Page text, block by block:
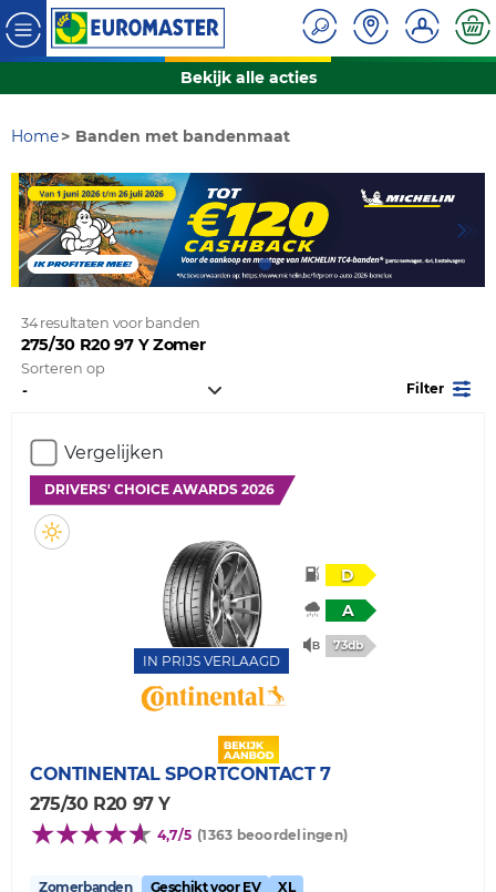
Bekijk alle acties
Home Banden met bandenmaat
34 resultaten voor banden
275/30 R20 97 Y Zomer
Sorteren op
Filter
Vergelijken
DRIVERS' CHOICE AWARDS 2026
IN PRIJS VERLAAGD
D
A
73db
CONTINENTAL SPORTCONTACT 7
275/30 R20 97 Y
4,7/5 (1363 beoordelingen)
Zomerbanden Geschikt voor EV XL